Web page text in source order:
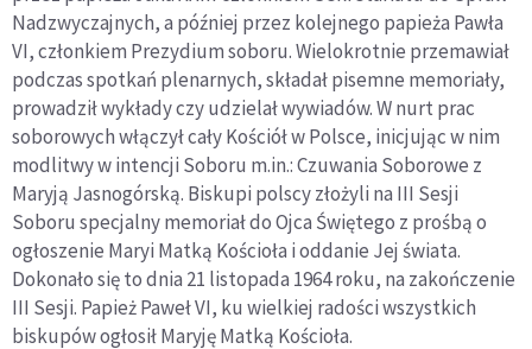
Nadzwyczajnych, a później przez kolejnego papieża Pawła
VI, członkiem Prezydium soboru. Wielokrotnie przemawiał
podczas spotkań plenarnych, składał pisemne memoriały,
prowadził wykłady czy udzielał wywiadów. W nurt prac
soborowych włączył cały Kościół w Polsce, inicjując w nim
modlitwy w intencji Soboru m.in.: Czuwania Soborowe z
Maryją Jasnogórską. Biskupi polscy złożyli na III Sesji
Soboru specjalny memoriał do Ojca Świętego z prośbą o
ogłoszenie Maryi Matką Kościoła i oddanie Jej świata.
Dokonało się to dnia 21 listopada 1964 roku, na zakończenie
III Sesji. Papież Paweł VI, ku wielkiej radości wszystkich
biskupów ogłosił Maryję Matką Kościoła.